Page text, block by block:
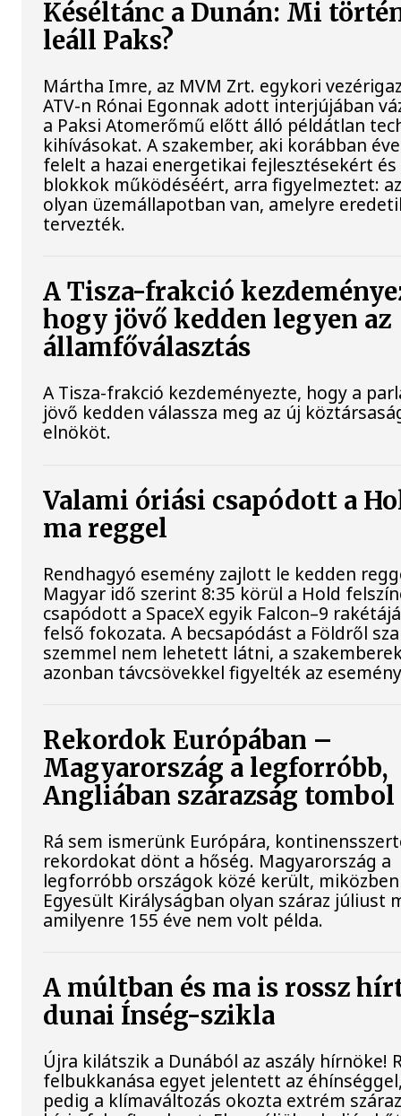
Késéltánc a Dunán: Mi
leáll Paks?
Mártha Imre, az MVM Zrt. egykori
ATV-n Rónai Egonnak adott interjújában
a Paksi Atomerőmű előtt álló példátlan
kihívásokat. A szakember, aki korábban
felelt a hazai energetikai fejlesztésekért és
blokkok működéséért, arra figyelmeztet:
olyan üzemállapotban van, amelyre
tervezték.
A Tisza-frakció
hogy jövő kedden legyen az
államfőválasztás
A Tisza-frakció kezdeményezte, hogy a
jövő kedden válassza meg az új
elnököt.
Valami óriási csapódott a
ma reggel
Rendhagyó esemény zajlott le kedden
Magyar idő szerint 8:35 körül a Hold
csapódott a SpaceX egyik Falcon–9
felső fokozata. A becsapódást a Földről
szemmel nem lehetett látni, a
azonban távcsövekkel figyelték az
Rekordok Európában –
Magyarország a legforróbb,
Angliában szárazság tombol
Rá sem ismerünk Európára,
rekordokat dönt a hőség. Magyarország a
legforróbb országok közé került,
Egyesült Királyságban olyan száraz júliust
amilyenre 155 éve nem volt példa.
A múltban és ma is rossz
dunai Ínség-szikla
Újra kilátszik a Dunából az aszály hírnöke!
felbukkanása egyet jelentett az
pedig a klímaváltozás okozta extrém